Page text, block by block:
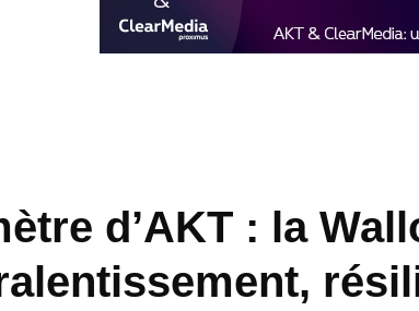
d’AKT : la